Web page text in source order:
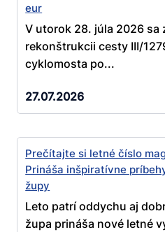
eur
V utorok 28. júla 2026 sa
rekonštrukcii cesty III/
cyklomosta po...
27.07.2026
Prečítajte si letné číslo
Prináša inšpiratívne
župy
Leto patrí oddychu aj
župa prináša nové letné